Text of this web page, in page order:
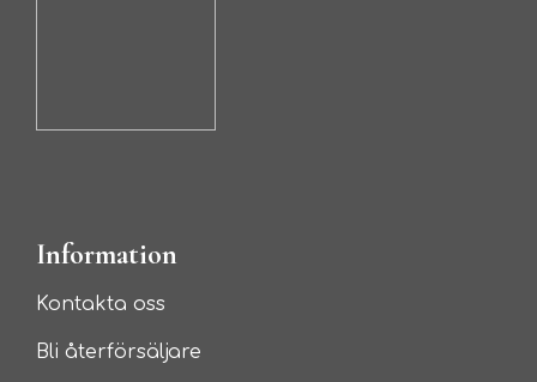
Information
Kontakta oss
Bli återförsäljare